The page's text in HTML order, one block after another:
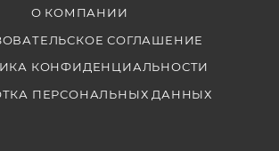
О КОМПАНИИ
СОГЛАШЕНИЕ
КОНФИДЕНЦИАЛЬНОСТИ
ПЕРСОНАЛЬНЫХ ДАННЫХ